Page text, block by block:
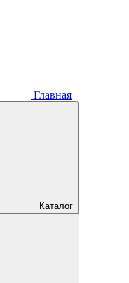
Главная
Каталог